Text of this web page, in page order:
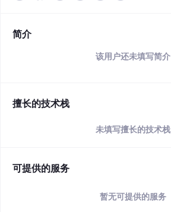
简介
该用户还未填写简介
擅长的技术栈
未填写擅长的技术栈
可提供的服务
暂无可提供的服务